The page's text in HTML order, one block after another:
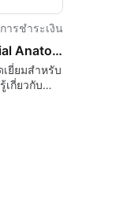
การชำระเงิน
Essential Anatomy
ยี่ยมสำหรับ
เกี่ยวกับ